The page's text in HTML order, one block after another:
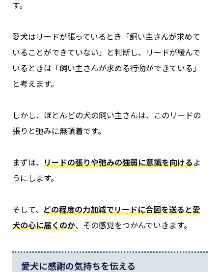
す。
愛犬はリードが張っているとき「飼い主さんが求めて
いることができていない」と判断し、リードが緩んで
いるときは「飼い主さんが求める行動ができている」
と考えます。
しかし、ほとんどの犬の飼い主さんは、このリードの
張りと弛みに無頓着です。
まずは、 リードの張りや弛みの強弱に意識を向けるよ
うにします。
そして、 どの程度の力加減でリードに合図を送ると愛
犬の心に届くのか、その感覚をつかんでいきます。
愛犬に感謝の気持ちを伝える